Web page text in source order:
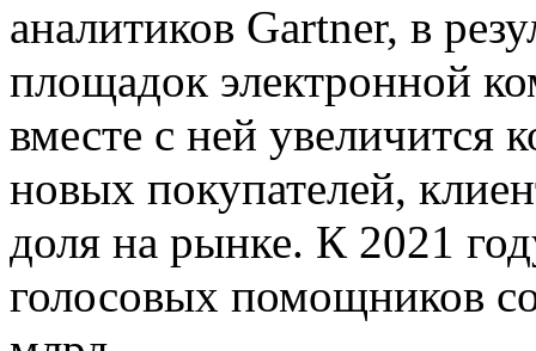
аналитиков Gartner, в
площадок электронной
вместе с ней увеличится
новых покупателей,
доля на рынке. К 2021
голосовых помощников